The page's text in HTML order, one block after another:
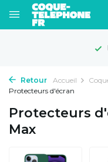
Retour Accueil
Protecteurs d'écran
Protecteurs
Max